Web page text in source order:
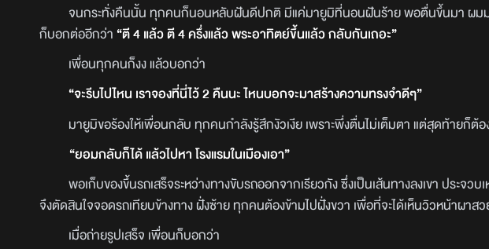
จนกระทั่งคืนนั้น ทุกคนก็นอนหลับฝันดีปกติ มีแค่มายูมิที่นอนฝันร้าย พอตื่นขึ้นมา ผมมา
ก็บอกต่ออีกว่า“ตี 4 แล้ว ตี 4 ครึ่งแล้ว พระอาทิตย์ขึ้นแล้ว กลับกันเถอะ”
เพื่อนทุกคนก็งง แล้วบอกว่า
“จะรีบไปไหน เราจองที่นี่ไว้ 2 คืนนะ ไหนบอกจะมาสร้างความทรงจำดีๆ”
มายูมิขอร้องให้เพื่อนกลับ ทุกคนกำลังรู้สึกงัวเงีย เพราะพึ่งตื่นไม่เต็มตา แต่สุดท้ายก็ต้
“ยอมกลับก็ได้ แล้วไปหา โรงแรมในเมืองเอา”
พอเก็บของขึ้นรถเสร็จระหว่างทางขับรถออกจากเรียวกัง ซึ่งเป็นเส้นทางลงเขา ประจ
จึงตัดสินใจจอดรถเทียบข้างทาง ฝั่งซ้าย ทุกคนต้องข้ามไปฝั่งขวา เพื่อที่จะได้เห็นวิวหน้าผา
เมื่อถ่ายรูปเสร็จ เพื่อนก็บอกว่า